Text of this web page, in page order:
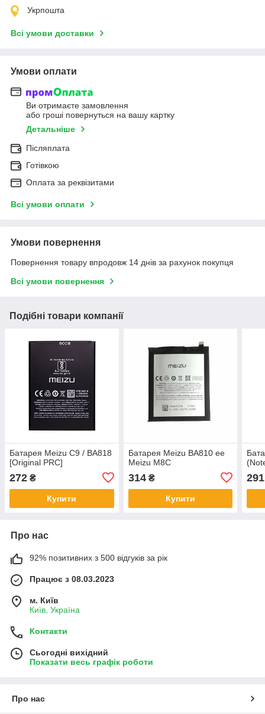
Укрпошта
Всі умови доставки
Умови оплати
Ви отримаєте замовлення
або гроші повернуться на вашу картку
Детальніше
Післяплата
Готівкою
Оплата за реквізитами
Всі умови оплати
Умови повернення
Повернення товару впродовж 14 днів за рахунок покупця
Всі умови повернення
Подібні товари компанії
Батарея Meizu C9 / BA818
[Original PRC]
272 ₴
Купити
Батарея Meizu BA810 ee
Meizu M8C
314₴
Купити
291
Про нас
92% позитивних з 500 відгуків за рік
Працює з 08.03.2023
м. Київ
Київ, Україна
Контакти
Сьогодні вихідний
Показати весь графік роботи
Про нас